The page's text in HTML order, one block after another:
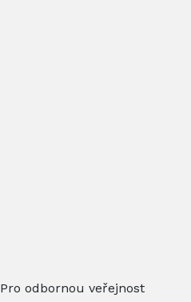
Pro odbornou veřejnost